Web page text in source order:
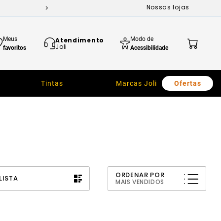
Nossas lojas
Meus
favoritos
Atendimento
Joli
Modo de
Acessibilidade
Tintas Marcas Joli Ofertas
ORDENAR POR
MAIS VENDIDOS